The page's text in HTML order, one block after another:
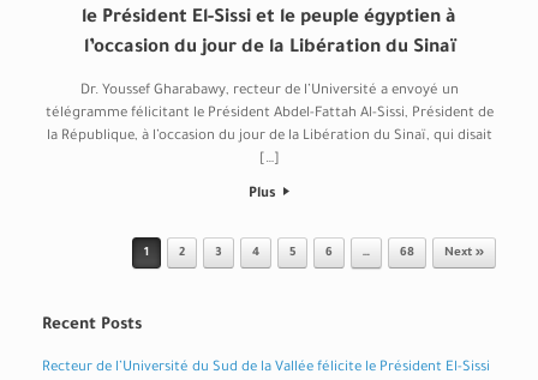
le Président El-Sissi et le peuple égyptien à
l’occasion du jour de la Libération du Sinaï
Dr. Youssef Gharabawy, recteur de l’Université a envoyé un
télégramme félicitant le Président Abdel-Fattah Al-Sissi, Président de
la République, à l’occasion du jour de la Libération du Sinaï, qui disait
[…]
Plus
1 2 3 4 5 6 … 68 Next »
Recent Posts
Recteur de l’Université du Sud de la Vallée félicite le Président El-Sissi